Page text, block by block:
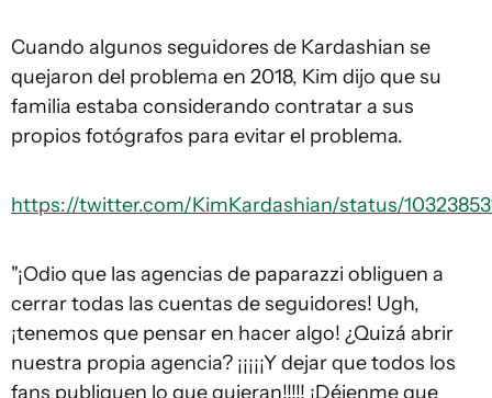
Cuando algunos seguidores de Kardashian se
quejaron del problema en 2018, Kim dijo que su
familia estaba considerando contratar a sus
propios fotógrafos para evitar el problema.
https://twitter.com/KimKardashian/status/
"¡Odio que las agencias de paparazzi obliguen a
cerrar todas las cuentas de seguidores! Ugh,
¡tenemos que pensar en hacer algo! ¿Quizá abrir
nuestra propia agencia? ¡¡¡¡¡Y dejar que todos los
fans publiquen lo que quieran!!!!! ¡Déjenme que